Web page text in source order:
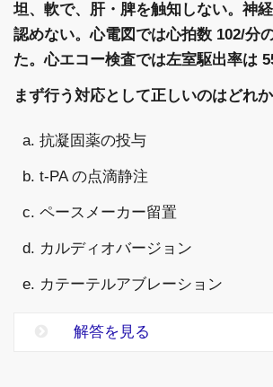
坦、軟で、肝・脾を触知しない。神
認めない。心電図では心拍数 102/分
た。心エコー検査では左室駆出率は
まず行う対応として正しいのはどれか
a. 抗凝固薬の投与
b. t-PA の点滴静注
c. ペースメーカー留置
d. カルディオバージョン
e. カテーテルアブレーション
解答を見る